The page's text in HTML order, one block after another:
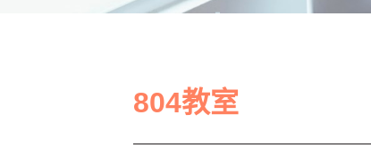
804教室